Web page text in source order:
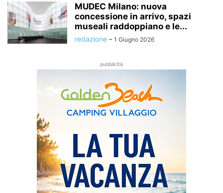
MUDEC Milano: nuova
concessione in arrivo, spazi
museali raddoppiano e le...
redazione - 1 Giugno 2026
pubblicità